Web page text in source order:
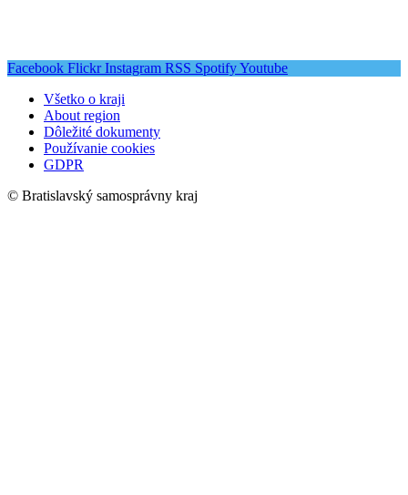
Facebook Flickr Instagram RSS SpotifyYoutube
Všetko o kraji
About region
Dôležité dokumenty
Používanie cookies
GDPR
© Bratislavský samosprávny kraj